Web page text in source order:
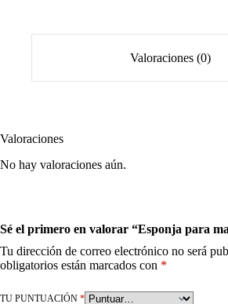
Valoraciones (0)
Valoraciones
No hay valoraciones aún.
Sé el primero en valorar “Esponja para
Tu dirección de correo electrónico no será
obligatorios están marcados con *
TU PUNTUACIÓN *